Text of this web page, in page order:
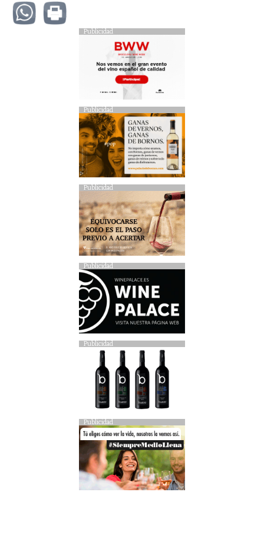
Publicidad
Publicidad
Publicidad
Publicidad
Publicidad
Publicidad